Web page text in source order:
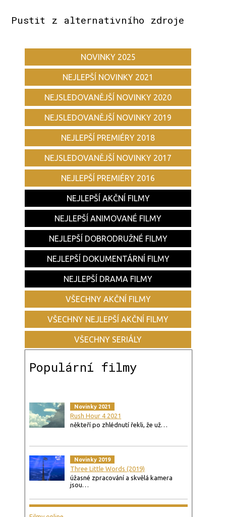
Pustit z alternativního zdroje
NOVINKY 2025
NEJLEPŠÍ NOVINKY 2021
NEJSLEDOVANĚJŠÍ NOVINKY 2020
NEJSLEDOVANĚJŠÍ NOVINKY 2019
NEJLEPŠÍ PREMIÉRY 2018
NEJSLEDOVANĚJŠÍ NOVINKY 2017
NEJLEPŠÍ PREMIÉRY 2016
NEJLEPŠÍ AKČNÍ FILMY
NEJLEPŠÍ ANIMOVANÉ FILMY
NEJLEPŠÍ DOBRODRUŽNÉ FILMY
NEJLEPŠÍ DOKUMENTÁRNÍ FILMY
NEJLEPŠÍ DRAMA FILMY
VŠECHNY AKČNÍ FILMY
VŠECHNY NEJLEPŠÍ AKČNÍ FILMY
VŠECHNY SERIÁLY
Populární filmy
Novinky 2021
Rush Hour 4 2021
někteří po zhlédnutí řekli, že už…
Novinky 2019
Three Little Words (2019)
úžasné zpracování a skvělá kamera
jsou…